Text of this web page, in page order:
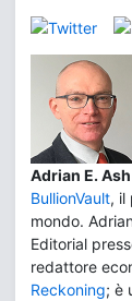
Adrian E. Ash
BullionVault, il
mondo.
Editorial
redattore
Reckoning; è